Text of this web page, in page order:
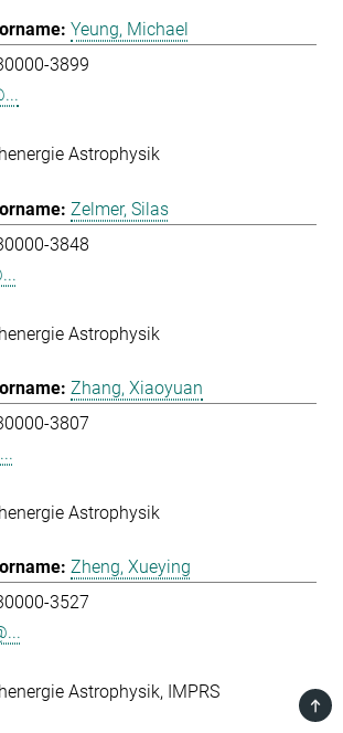
Yeung, Michael
3899
Astrophysik
Zelmer, Silas
3848
Astrophysik
Zhang, Xiaoyuan
3807
Astrophysik
Zheng, Xueying
3527
Astrophysik
IMPRS
TOP